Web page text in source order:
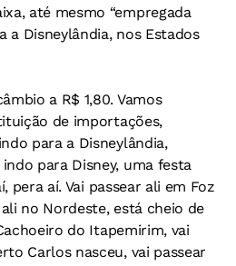
até mesmo “empregada
a Disneylândia, nos Estados
a R$ 1,80. Vamos
de importações,
para a Disneylândia,
para Disney, uma festa
pera aí. Vai passear ali em Foz
no Nordeste, está cheio de
do Itapemirim, vai
Carlos nasceu, vai passear